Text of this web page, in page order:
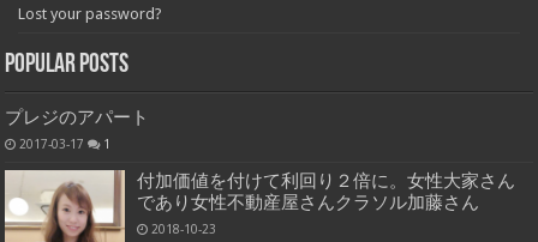
Lost your password?
Popular Posts
プレジのアパート
2017-03-17 1
付加価値を付けて利回り２倍に。女性大家さん
であり女性不動産屋さんクラソル加藤さん
2018-10-23